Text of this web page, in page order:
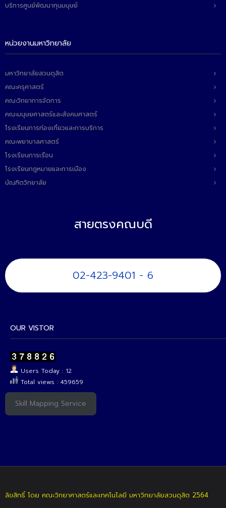
บริการศูนย์พัฒนาทุนมนุษย์
หน่วยงานมหาวิทยาลัย
มหาวิทยาลัยสวนดุสิต
คณะครุศาสตร์
คณะวิทยาการจัดการ
คณะมนุษยศาสตร์และสังคมศาสตร์
โรงเรียนการท่องเที่ยวและการบริการ
คณะพยาบาลศาสตร์
โรงเรียนการเรือน
โรงเรียนกฎหมายและการเมือง
บัณฑิตวิทยาลัย
สายตรงคณบดี
02-423-9401 - 6
OUR VISTOR
Users Today : 12
Total views : 459659
Skill Mapping Service
ลิขสิทธิ์ โดย คณะวิทยาศาสตร์และเทคโนโลยี มหาวิทยาลัยสวนดุสิต 2564